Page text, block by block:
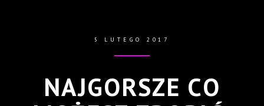
5 LUTEGO 2017
NAJGORSZE CO